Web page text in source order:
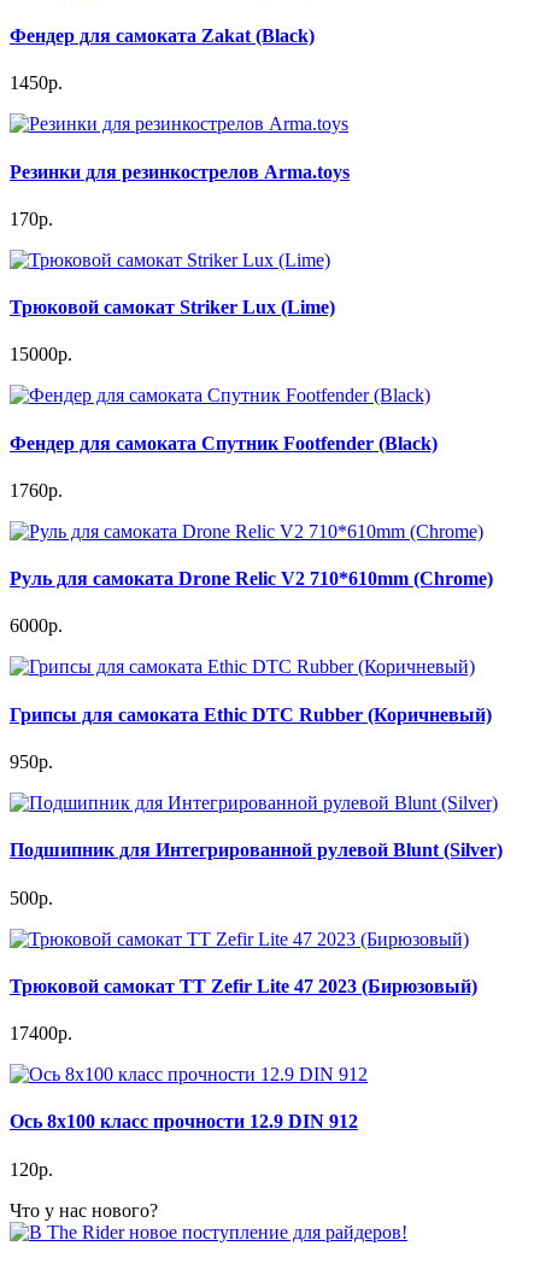
Фендер для самоката Zakat (Black)
1450р.
Резинки для резинкострелов Arma.toys
170р.
Трюковой самокат Striker Lux (Lime)
15000р.
Фендер для самоката Спутник Footfender (Black)
1760р.
Руль для самоката Drone Relic V2 710*610mm (Chrome)
6000р.
Грипсы для самоката Ethic DTC Rubber (Коричневый)
950р.
Подшипник для Интегрированной рулевой Blunt (Silver)
500р.
Трюковой самокат TT Zefir Lite 47 2023 (Бирюзовый)
17400р.
Ось 8x100 класс прочности 12.9 DIN 912
120р.
Что у нас нового?